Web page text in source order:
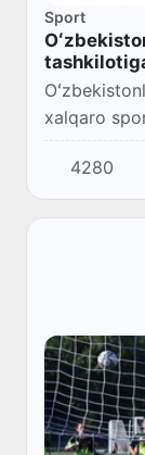
Sport
xalqaro
WORLD
4280